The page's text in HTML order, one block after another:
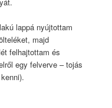
lappá nyújtottam
majd
felhajtottam és
egy felverve – tojás